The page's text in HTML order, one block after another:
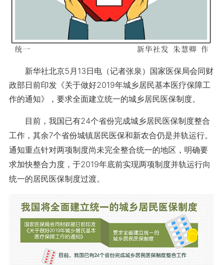
新华社北京5月13日电（记者张泉）国家医保局会同财
政部日前印发《关于做好2019年城乡居民基本医疗保障工
作的通知》，要求全面建立统一的城乡居民医保制度。
目前，我国已有24个省份完成城乡居民医保制度整合
工作，其余7个省份城镇居民医保和新农合仍是并轨运行。
通知重点针对两项制度尚未完全整合统一的地区，明确要
求加快整合力度，于2019年底前实现两项制度并轨运行向
统一的居民医保制度过渡。